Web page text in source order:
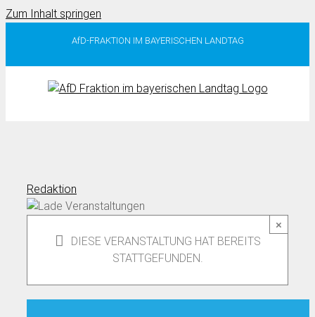
Zum Inhalt springen
AfD-FRAKTION IM BAYERISCHEN LANDTAG
Redaktion
×
DIESE VERANSTALTUNG HAT BEREITS
STATTGEFUNDEN.